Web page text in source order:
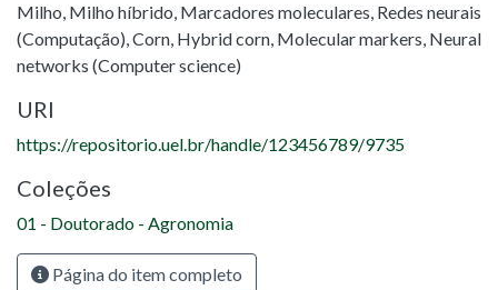
Milho, Milho híbrido, Marcadores moleculares, Redes neurais
(Computação),Corn, Hybrid corn, Molecular markers, Neural
networks (Computer science)
URI
https://repositorio.uel.br/handle/123456789/9735
Coleções
01 - Doutorado - Agronomia
Página do item completo